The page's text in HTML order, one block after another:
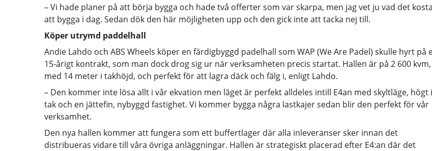
– Vi hade planer på att börja bygga och hade två offerter som var skarpa, men jag vet ju vad det
att bygga i dag. Sedan dök den här möjligheten upp och den gick inte att tacka nej till.
Köper utrymd paddelhall
Andie Lahdo och ABS Wheels köper en färdigbyggd padelhall som WAP (We Are Padel) skulle hyrt på
15-årigt kontrakt, som man dock drog sig ur när verksamheten precis startat. Hallen är på 2 600 kvm,
med 14 meter i takhöjd, och perfekt för att lagra däck och fälg i, enligt Lahdo.
– Den kommer inte lösa allt i vår ekvation men läget är perfekt alldeles intill E4an med skyltläge, högt i
tak och en jättefin, nybyggd fastighet. Vi kommer bygga några lastkajer sedan blir den perfekt för vår
verksamhet.
Den nya hallen kommer att fungera som ett buffertlager där alla inleveranser sker innan det
distribueras vidare till våra övriga anläggningar. Hallen är strategiskt placerad efter E4:an där det